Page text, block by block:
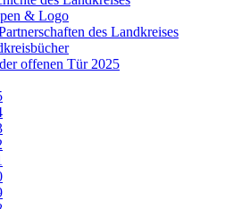
& Logo
des Landkreises
offenen Tür 2025